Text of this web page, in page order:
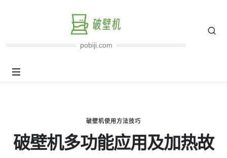
pobiji.com
破壁机使用方法技巧
破壁机多功能应用及加热故